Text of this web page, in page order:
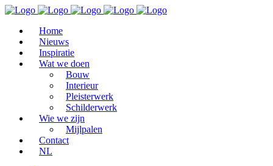
Home
Nieuws
Inspiratie
Wat we doen
Bouw
Interieur
Pleisterwerk
Schilderwerk
Wie we zijn
Mijlpalen
Contact
NL